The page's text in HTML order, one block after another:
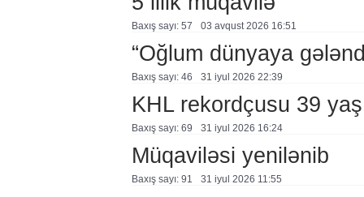
Baxış sayı: 57 03 avqust 2026 16:51
“Oğlum dünyaya
Baxış sayı: 46 31 i̇yul 2026 22:39
KHL rekordçusu 39
Baxış sayı: 69 31 i̇yul 2026 16:24
Müqaviləsi yenilənib
Baxış sayı: 91 31 i̇yul 2026 11:55